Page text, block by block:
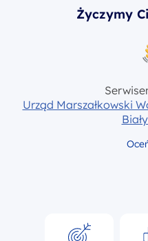
Życzymy
Urząd Marszałkowski